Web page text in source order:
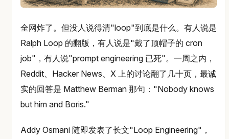
全网炸了。但没人说得清"loop"到底是什么。有人说是
Ralph Loop 的翻版，有人说是"戴了顶帽子的 cron
job"，有人说"prompt engineering 已死"。一周之内，
Reddit、Hacker News、X 上的讨论翻了几十页，最诚
实的回答是 Matthew Berman 那句："Nobody knows
but him and Boris."
Addy Osmani 随即发表了长文"Loop Engineering"，